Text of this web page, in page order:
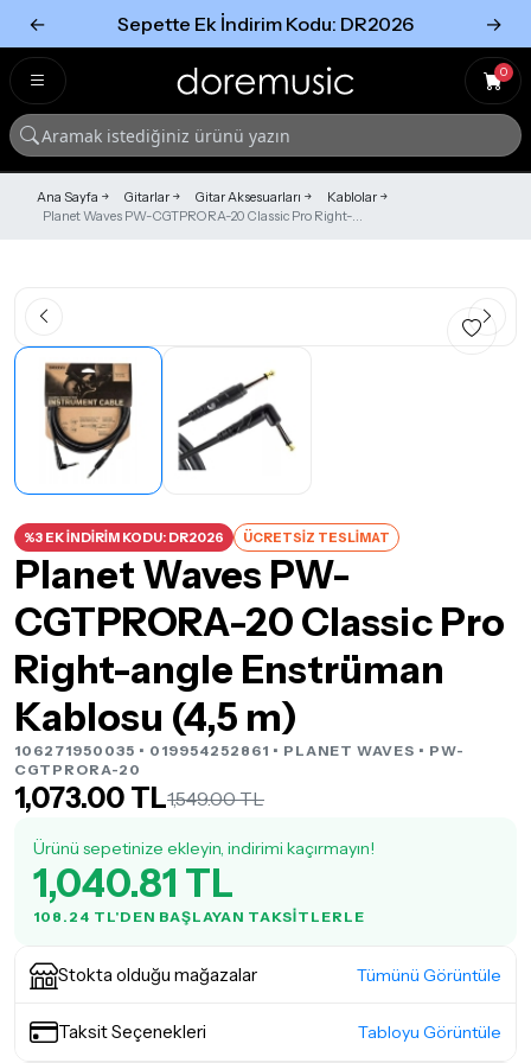
← Sepette Ek İndirim Kodu: DR2026 →
0
Ana Sayfa Gitarlar Gitar Aksesuarları
Kablolar
Planet Waves PW-CGTPRORA-20 Classic Pro Right-...
%3 EK İNDİRİM KODU: DR2026 ÜCRETSİZ TESLİMAT
Planet Waves PW-
CGTPRORA-20 Classic Pro
Right-angle Enstrüman
Kablosu (4,5 m)
106271950035 • 019954252861 • PLANET WAVES • PW-
CGTPRORA-20
1,073.00 TL1,549.00 TL
Ürünü sepetinize ekleyin, indirimi kaçırmayın!
1,040.81 TL
108.24 TL'DEN BAŞLAYAN TAKSITLERLE
Stokta olduğu mağazalar Tümünü Görüntüle
Taksit Seçenekleri Tabloyu Görüntüle
Tümünü Gör
Tümünü gör